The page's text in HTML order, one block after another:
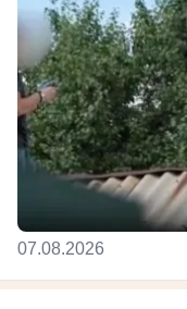
07.08.2026